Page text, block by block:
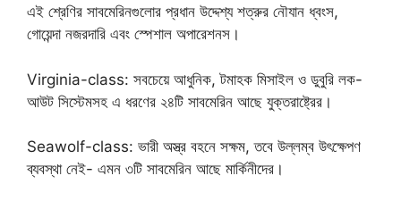
এই শ্রেণির সাবমেরিনগুলোর প্রধান উদ্দেশ্য শত্রুর নৌযান ধ্বংস,
গোয়েন্দা নজরদারি এবং স্পেশাল অপারেশনস।
Virginia-class: সবচেয়ে আধুনিক, টমাহক মিসাইল ও ডুবুরি লক-
আউট সিস্টেমসহ এ ধরণের ২৪টি সাবমেরিন আছে যুক্তরাষ্ট্রের।
Seawolf-class: ভারী অস্ত্র বহনে সক্ষম, তবে উল্লম্ব উৎক্ষেপণ
ব্যবস্থা নেই- এমন ৩টি সাবমেরিন আছে মার্কিনীদের।